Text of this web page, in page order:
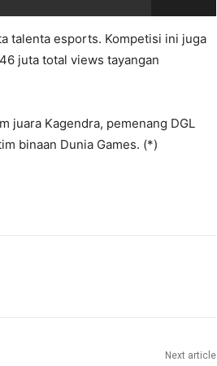
talenta esports. Kompetisi ini juga
juta total views tayangan
juara Kagendra, pemenang DGL
binaan Dunia Games. (*)
Next article